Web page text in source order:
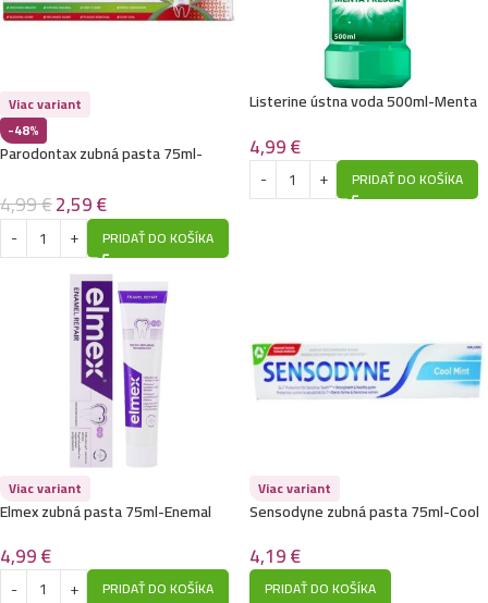
-48%
Viac variant
Parodontax zubná pasta 75ml-
4/2026
4,99€2,59€
PRIDAŤ DO KOŠÍKA
Listerine ústna voda 500ml-Menta
4,99€
PRIDAŤ DO KOŠÍKA
Viac variant
Elmex zubná pasta 75ml-Enemal
4,99€
PRIDAŤ DO KOŠÍKA
Viac variant
Sensodyne zubná pasta 75ml-Cool
4,19€
PRIDAŤ DO KOŠÍKA